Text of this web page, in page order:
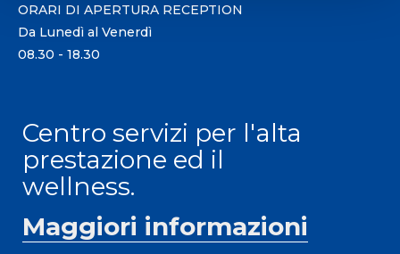
ORARI DI APERTURA RECEPTION
Da Lunedì al Venerdì
08.30 - 18.30
Centro servizi per l'alta
prestazione ed il
wellness.
Maggiori informazioni